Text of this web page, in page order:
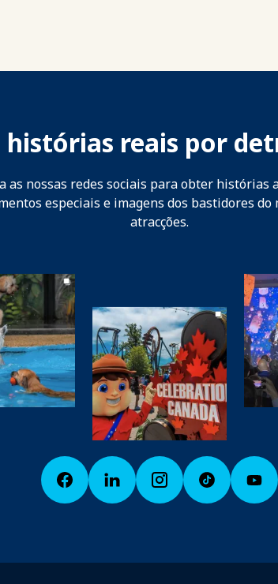
histórias reais por
as nossas redes sociais para obter histórias
especiais e imagens dos bastidores do
atracções.